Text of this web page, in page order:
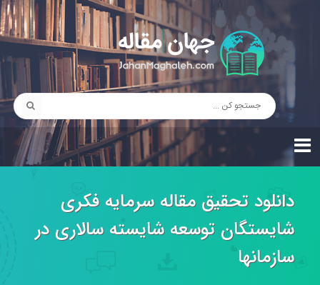
دانلود تحقیق مقاله سرمايه فكری
شايستگان توسعه شايسته سالاری در
سازمانها